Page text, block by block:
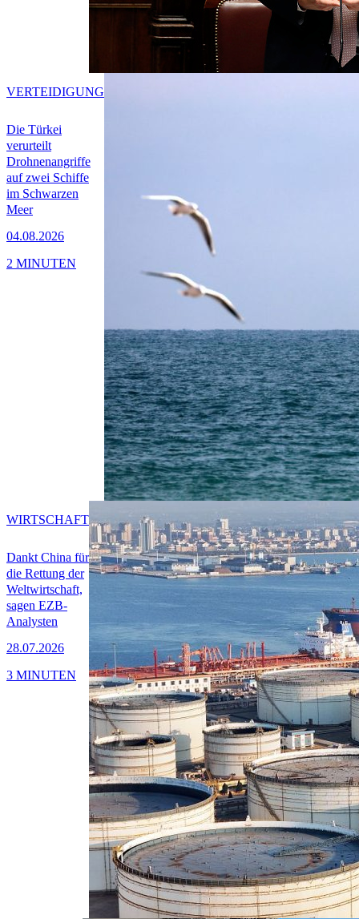
Die Türkei
verurteilt
Drohnenangriffe
auf zwei Schiffe
im Schwarzen
Meer
04.08.2026
VERTEIDIGUNG
2 MINUTEN
Dankt China für
die Rettung der
Weltwirtschaft,
sagen EZB-
Analysten
28.07.2026
WIRTSCHAFT
3 MINUTEN